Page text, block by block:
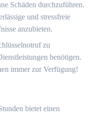
Schäden durchzuführen.​
und stressfreie
anzubieten.​
zu
benötigen.
immer zur Verfügung!​
bietet einen